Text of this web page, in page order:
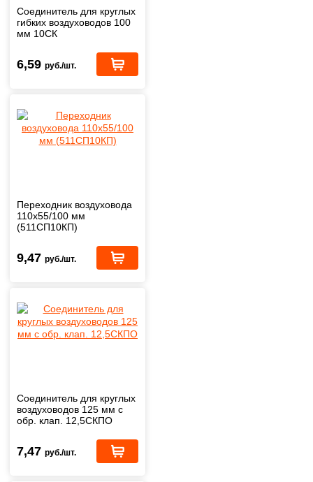
Соединитель для круглых
гибких воздуховодов 100
мм 10СК
6,59 руб./шт.
Переходник воздуховода
110х55/100 мм
(511СП10КП)
9,47 руб./шт.
Соединитель для круглых
воздуховодов 125 мм с
обр. клап. 12,5СКПО
7,47 руб./шт.